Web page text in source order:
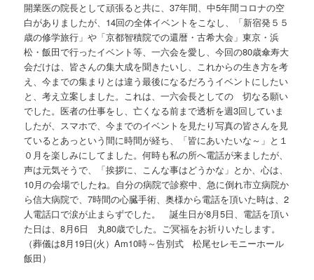
開業医の院長として頑張ると共に、37年間、中5年間コロナの空
白がありましたが、14回の全体イベントをこなし、「新宿発５５
歳の修学旅行」や「京都智積院での還暦・古希大会」東京・浜
松・飯田で行ったイベント等、一六会を愛し、今回の80歳傘寿大
会だけは、皆さんの集大成を聞きたいし、これからの生き方を考
え、今までの集まりとは違う最後になるだろうイベントにしたい
と、考え立案しました。これは、一六会長としての 切なる願い
でした。医者の仕事をし、亡くなる前まで透析を週3回していま
したが、スマホで、今までのイベントを見たり写真の皆さんを見
ているとあっという間に時間が経ち、「皆にあいたいな～」と１
０月を楽しみにしてました。何時も私の所へ電話が来ましたが、
声は元気そうで、「挨拶に、こんな事はどうかな」とか、心は、
10月の会場でしたね。自分の病院で診察中、急に倒れ市立病院か
ら信大病院で、7時間の心臓手術、奥様から電話を頂いた時は、2
人電話口で涙が止まらずでした。 誕生日が8月5日、電話を頂い
た日は、8月6日 丸80歳でした。ご冥福をお祈りいたします。
（葬儀は8月19日(火）Am10時～告別式 松尾セレモニーホール
飯田）